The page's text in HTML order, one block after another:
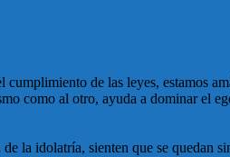
de las leyes, estamos
como al otro, ayuda a dominar el
la idolatría, sienten que se quedan